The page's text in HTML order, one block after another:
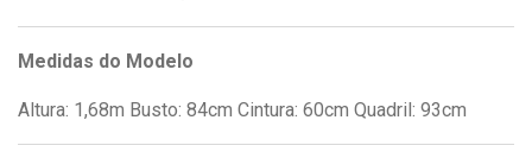
Medidas do Modelo
Altura: 1,68m Busto: 84cm Cintura: 60cm Quadril: 93cm